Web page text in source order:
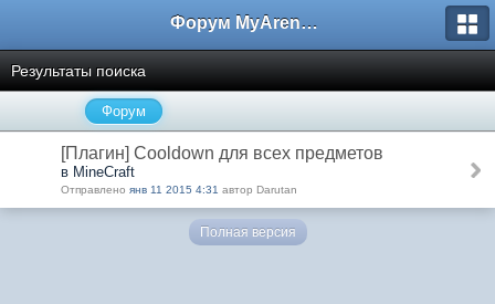
Форум MyArena.ru
Результаты поиска
Форум
[Плагин] Cooldown для всех предметов
в MineCraft
Отправлено янв 11 2015 4:31 автор Darutan
Полная версия